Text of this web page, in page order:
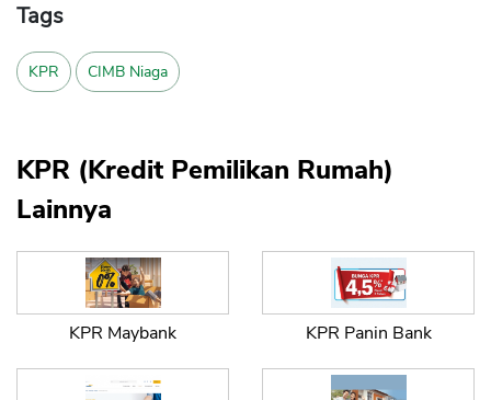
Tags
KPR CIMB Niaga
KPR (Kredit Pemilikan Rumah)
Lainnya
KPR Maybank KPR Panin Bank